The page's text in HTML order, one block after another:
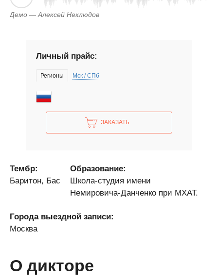
Демо — Алексей Неклюдов
Личный прайс:
Регионы Мск / СПб
ЗАКАЗАТЬ
Тембр:
Образование:
Баритон, Бас
Школа-студия имени
Немировича-Данченко при МХАТ.
Города выездной записи:
Москва
О дикторе